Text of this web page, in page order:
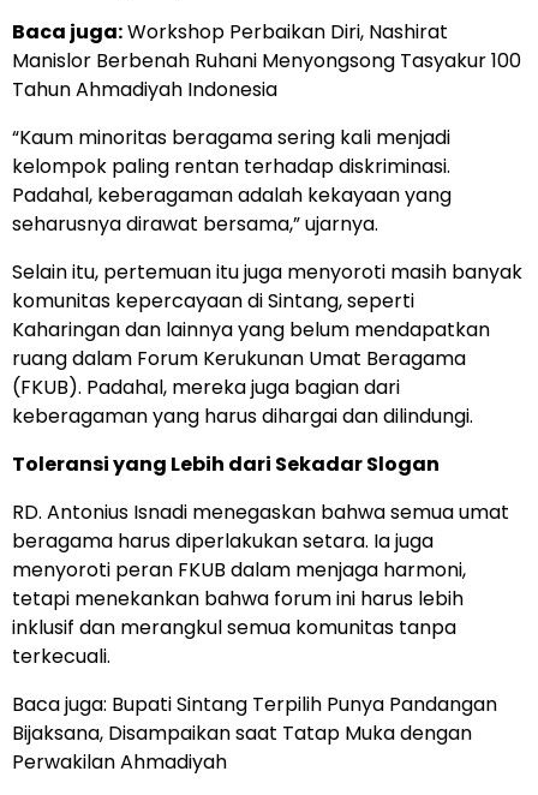
Baca juga:Workshop Perbaikan Diri, Nashirat
Manislor Berbenah Ruhani Menyongsong Tasyakur 100
Tahun Ahmadiyah Indonesia
“Kaum minoritas beragama sering kali menjadi
kelompok paling rentan terhadap diskriminasi.
Padahal, keberagaman adalah kekayaan yang
seharusnya dirawat bersama,” ujarnya.
Selain itu, pertemuan itu juga menyoroti masih banyak
komunitas kepercayaan di Sintang, seperti
Kaharingan dan lainnya yang belum mendapatkan
ruang dalam Forum Kerukunan Umat Beragama
(FKUB). Padahal, mereka juga bagian dari
keberagaman yang harus dihargai dan dilindungi.
Toleransi yang Lebih dari Sekadar Slogan
RD. Antonius Isnadi menegaskan bahwa semua umat
beragama harus diperlakukan setara. Ia juga
menyoroti peran FKUB dalam menjaga harmoni,
tetapi menekankan bahwa forum ini harus lebih
inklusif dan merangkul semua komunitas tanpa
terkecuali.
Baca juga: Bupati Sintang Terpilih Punya Pandangan
Bijaksana, Disampaikan saat Tatap Muka dengan
Perwakilan Ahmadiyah